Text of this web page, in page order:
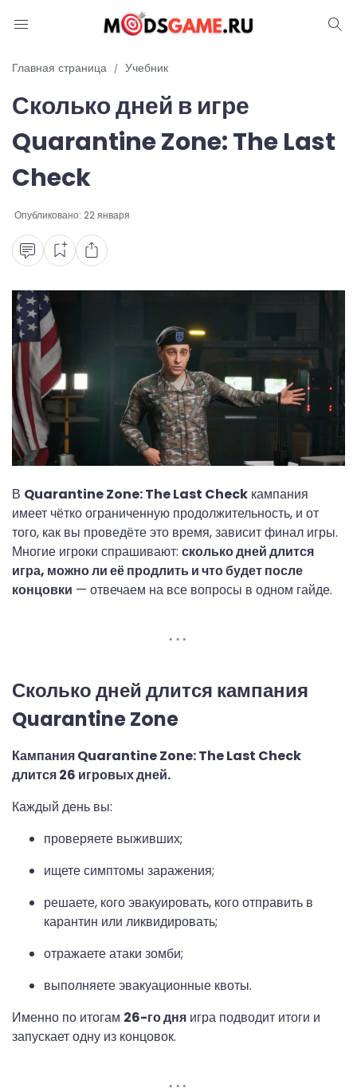
Блог
Читы и коды
Промокоды
Ошибки
Руководства
Roblox
Главная страница Учебник
Сколько дней в игре
Quarantine Zone: The Last
Check
Опубликовано: 22 января
В Quarantine Zone: The Last Check кампания
имеет чётко ограниченную продолжительность, и от
того, как вы проведёте это время, зависит финал игры.
Многие игроки спрашивают: сколько дней длится
игра, можно ли её продлить и что будет после
концовки — отвечаем на все вопросы в одном гайде.
Сколько дней длится кампания
Quarantine Zone
Кампания Quarantine Zone: The Last Check
длится 26 игровых дней.
Каждый день вы:
проверяете выживших;
ищете симптомы заражения;
решаете, кого эвакуировать, кого отправить в
карантин или ликвидировать;
отражаете атаки зомби;
выполняете эвакуационные квоты.
Именно по итогам 26-го дня игра подводит итоги и
запускает одну из концовок.